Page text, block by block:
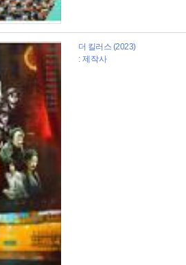
더 킬러스 (2023)
: 제작사